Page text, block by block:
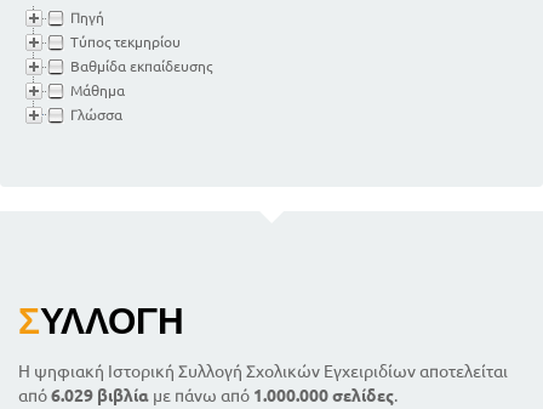
Πηγή
Τύπος τεκμηρίου
Βαθμίδα εκπαίδευσης
Μάθημα
Γλώσσα
ΣΥΛΛΟΓΉ
Η ψηφιακή Ιστορική Συλλογή Σχολικών Εγχειριδίων αποτελείται
από6.029 βιβλία με πάνω από 1.000.000 σελίδες.